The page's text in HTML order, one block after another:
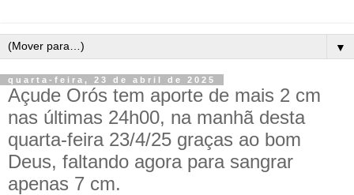
▼
quarta-feira, 23 de abril de 2025
Açude Orós tem aporte de mais 2 cm
nas últimas 24h00, na manhã desta
quarta-feira 23/4/25 graças ao bom
Deus, faltando agora para sangrar
apenas 7 cm.